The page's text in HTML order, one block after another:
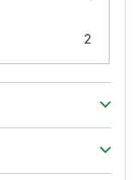
2